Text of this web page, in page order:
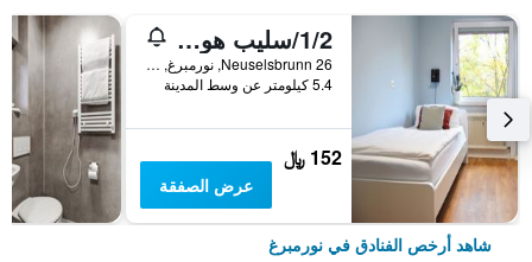
1/2/سليب هوستل نورنبيرج ميسي
Neuselsbrunn 26, نورمبرغ, بافاريا, ألمانيا
5.4 كيلومتر عن وسط المدينة
152 ﷼
عرض الصفقة
شاهد أرخص الفنادق في نورمبرغ